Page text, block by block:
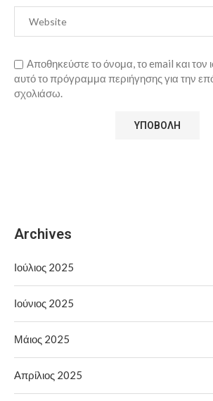
Αποθηκεύστε το όνομα, το email και τον
αυτό το πρόγραμμα περιήγησης για την
σχολιάσω.
Archives
Ιούλιος 2025
Ιούνιος 2025
Μάιος 2025
Απρίλιος 2025